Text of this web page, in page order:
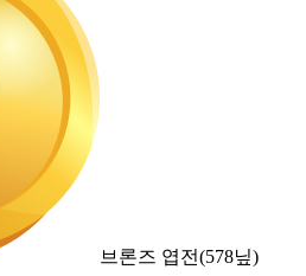
브론즈 엽전(578닢)